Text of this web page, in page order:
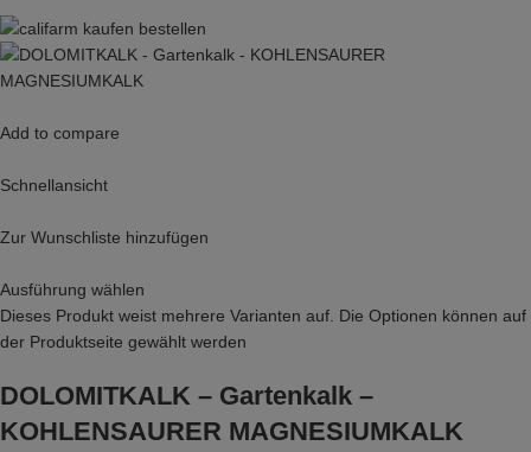
Add to compare
Schnellansicht
Zur Wunschliste hinzufügen
Ausführung wählen
Dieses Produkt weist mehrere Varianten auf. Die Optionen können auf
der Produktseite gewählt werden
DOLOMITKALK – Gartenkalk –
KOHLENSAURER MAGNESIUMKALK